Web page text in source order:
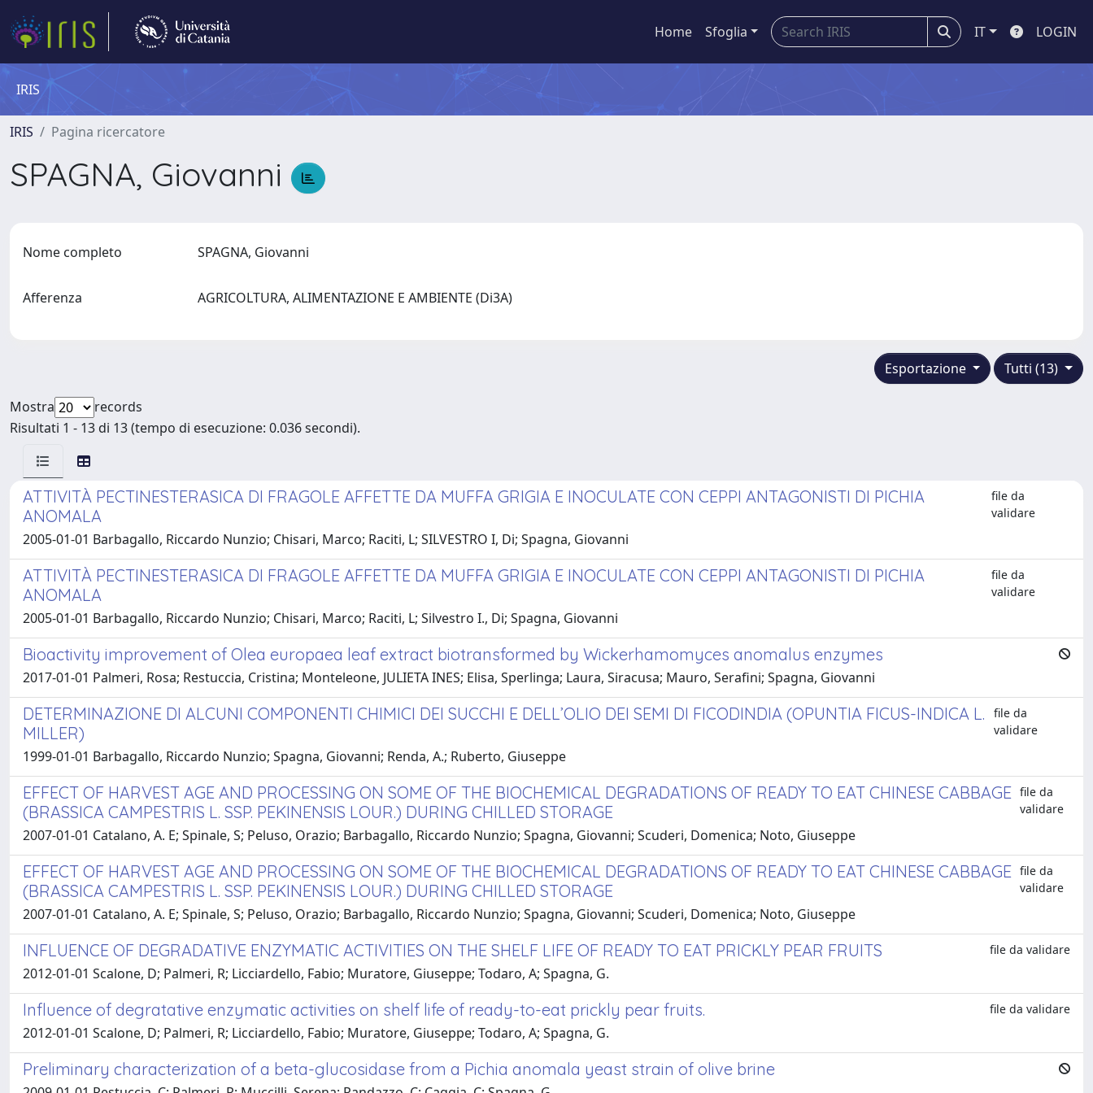
Home Sfoglia IT LOGIN
IRIS
IRIS Pagina ricercatore
SPAGNA, Giovanni
Nome completo SPAGNA, Giovanni
Afferenza AGRICOLTURA, ALIMENTAZIONE E AMBIENTE (Di3A)
Tutti (13)
Esportazione
Mostra
records
Risultati 1 - 13 di 13 (tempo di esecuzione: 0.036 secondi).
ATTIVITÀ PECTINESTERASICA DI FRAGOLE AFFETTE DA MUFFA GRIGIA E INOCULATE CON CEPPI ANTAGONISTI DI PICHIA
ANOMALA
file da
validare
2005-01-01 Barbagallo, Riccardo Nunzio; Chisari, Marco; Raciti, L; SILVESTRO I, Di; Spagna, Giovanni
ATTIVITÀ PECTINESTERASICA DI FRAGOLE AFFETTE DA MUFFA GRIGIA E INOCULATE CON CEPPI ANTAGONISTI DI PICHIA
ANOMALA
file da
validare
2005-01-01 Barbagallo, Riccardo Nunzio; Chisari, Marco; Raciti, L; Silvestro I., Di; Spagna, Giovanni
Bioactivity improvement of Olea europaea leaf extract biotransformed by Wickerhamomyces anomalus enzymes
2017-01-01 Palmeri, Rosa; Restuccia, Cristina; Monteleone, JULIETA INES; Elisa, Sperlinga; Laura, Siracusa; Mauro, Serafini; Spagna, Giovanni
DETERMINAZIONE DI ALCUNI COMPONENTI CHIMICI DEI SUCCHI E DELL’OLIO DEI SEMI DI FICODINDIA (OPUNTIA FICUS-INDICA L.
MILLER)
file da
validare
1999-01-01 Barbagallo, Riccardo Nunzio; Spagna, Giovanni; Renda, A.; Ruberto, Giuseppe
EFFECT OF HARVEST AGE AND PROCESSING ON SOME OF THE BIOCHEMICAL DEGRADATIONS OF READY TO EAT CHINESE CABBAGE
(BRASSICA CAMPESTRIS L. SSP. PEKINENSIS LOUR.) DURING CHILLED STORAGE
file da
validare
2007-01-01 Catalano, A. E; Spinale, S; Peluso, Orazio; Barbagallo, Riccardo Nunzio; Spagna, Giovanni; Scuderi, Domenica; Noto, Giuseppe
EFFECT OF HARVEST AGE AND PROCESSING ON SOME OF THE BIOCHEMICAL DEGRADATIONS OF READY TO EAT CHINESE CABBAGE
(BRASSICA CAMPESTRIS L. SSP. PEKINENSIS LOUR.) DURING CHILLED STORAGE
file da
validare
2007-01-01 Catalano, A. E; Spinale, S; Peluso, Orazio; Barbagallo, Riccardo Nunzio; Spagna, Giovanni; Scuderi, Domenica; Noto, Giuseppe
INFLUENCE OF DEGRADATIVE ENZYMATIC ACTIVITIES ON THE SHELF LIFE OF READY TO EAT PRICKLY PEAR FRUITS file da validare
2012-01-01 Scalone, D; Palmeri, R; Licciardello, Fabio; Muratore, Giuseppe; Todaro, A; Spagna, G.
Influence of degratative enzymatic activities on shelf life of ready-to-eat prickly pear fruits. file da validare
2012-01-01 Scalone, D; Palmeri, R; Licciardello, Fabio; Muratore, Giuseppe; Todaro, A; Spagna, G.
Preliminary characterization of a beta-glucosidase from a Pichia anomala yeast strain of olive brine